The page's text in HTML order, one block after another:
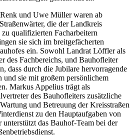
und Uwe Müller waren ab
die der Landkreis
qualifizierten Facharbeitern
sie sich im breitgefächerten
ein. Sowohl Landrat Löffler als
des Fachbereichs, und Bauhofleiter
dass durch die Jubilare hervorragende
und sie mit großem persönlichem
Markus Appelius trägt als
des Bauhofleiters zusätzliche
und Betreuung der Kreisstraßen
zu den Hauptaufgaben von
das Bauhof-Team bei der